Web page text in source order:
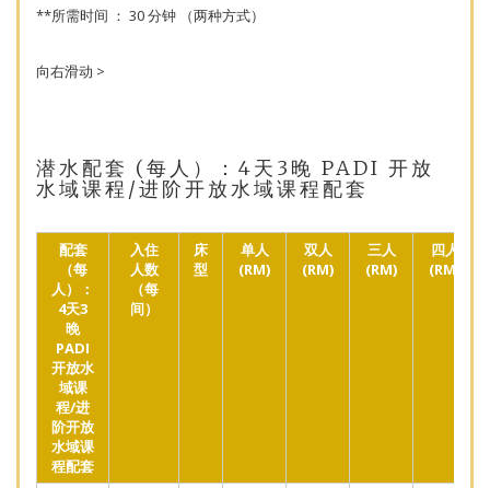
**所需时间 ： 30 分钟 （两种方式）
向右滑动 >
潜水配套 (每人）：4天3晚 PADI 开放
水域课程/进阶开放水域课程配套
配套
（每
人）：
4天3
晚
PADI
开放水
域课
程/进
阶开放
水域课
程配套
入住
人数
（每
间）
床
型
单人
(RM)
双人
(RM)
三人
(RM)
四人
(RM)